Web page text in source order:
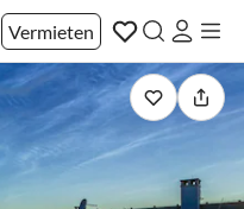
Vermieten